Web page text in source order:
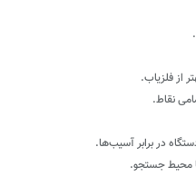
از فلزیاب.
نقاط.
در برابر آسیب‌ها.
محیط جستجو.